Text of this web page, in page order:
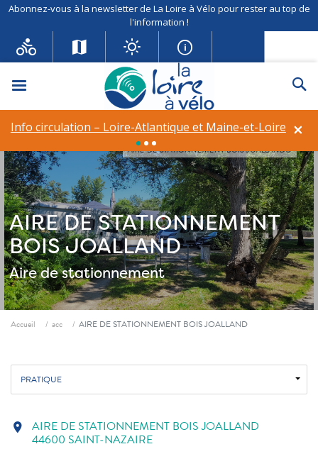
Abonnez-vous à la newsletter de La Loire à Vélo pour rester au top de
l'information !
Menu
×
Info circulation – Loire-Atlantique et Maine-et-Loire
AIRE DE STATIONNEMENT
BOIS JOALLAND
Aire de stationnement
AIRE DE STATIONNEMENT BOIS JOALLAND©
Fil d'ariane
Accueil acc AIRE DE STATIONNEMENT BOIS JOALLAND
PRATIQUE
location_on AIRE DE STATIONNEMENT BOIS JOALLAND
44600 SAINT-NAZAIRE